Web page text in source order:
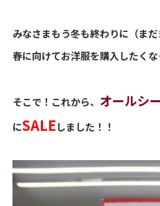
みなさまもう冬も終わりに（ま
春に向けてお洋服を購入したく
そこで！これから、 オールシ
にSALE しました！！